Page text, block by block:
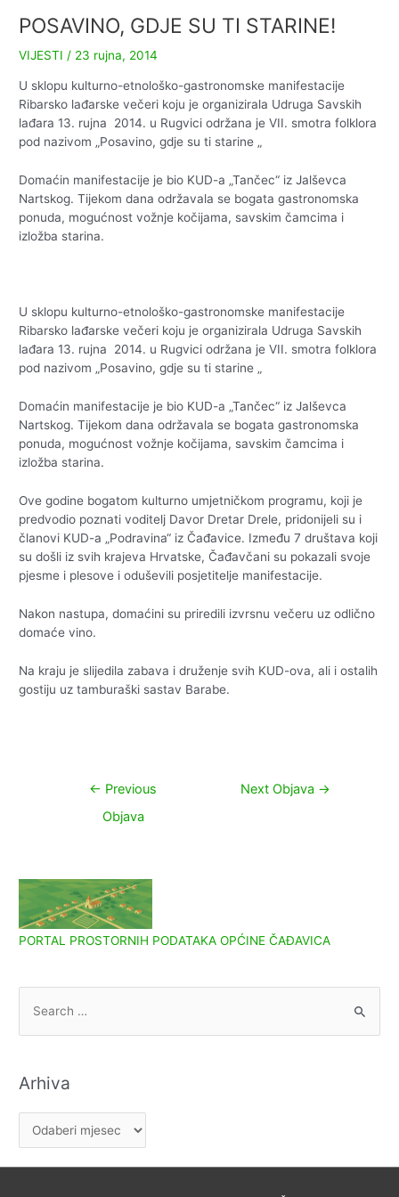
POSAVINO, GDJE SU TI STARINE!
VIJESTI / 23 rujna, 2014
U sklopu kulturno-etnološko-gastronomske manifestacije
Ribarsko lađarske večeri koju je organizirala Udruga Savskih
lađara 13. rujna 2014. u Rugvici održana je VII. smotra folklora
pod nazivom „Posavino, gdje su ti starine „
Domaćin manifestacije je bio KUD-a „Tančec“ iz Jalševca
Nartskog. Tijekom dana održavala se bogata gastronomska
ponuda, mogućnost vožnje kočijama, savskim čamcima i
izložba starina.
U sklopu kulturno-etnološko-gastronomske manifestacije
Ribarsko lađarske večeri koju je organizirala Udruga Savskih
lađara 13. rujna 2014. u Rugvici održana je VII. smotra folklora
pod nazivom „Posavino, gdje su ti starine „
Domaćin manifestacije je bio KUD-a „Tančec“ iz Jalševca
Nartskog. Tijekom dana održavala se bogata gastronomska
ponuda, mogućnost vožnje kočijama, savskim čamcima i
izložba starina.
Ove godine bogatom kulturno umjetničkom programu, koji je
predvodio poznati voditelj Davor Dretar Drele, pridonijeli su i
članovi KUD-a „Podravina“ iz Čađavice. Između 7 društava koji
su došli iz svih krajeva Hrvatske, Čađavčani su pokazali svoje
pjesme i plesove i oduševili posjetitelje manifestacije.
Nakon nastupa, domaćini su priredili izvrsnu večeru uz odlično
domaće vino.
Na kraju je slijedila zabava i druženje svih KUD-ova, ali i ostalih
gostiju uz tamburaški sastav Barabe.
Navigacija
← Previous
Objava
Next Objava →
PORTAL PROSTORNIH PODATAKA OPĆINE ČAĐAVICA
c
h
o
Arhiva
r
h